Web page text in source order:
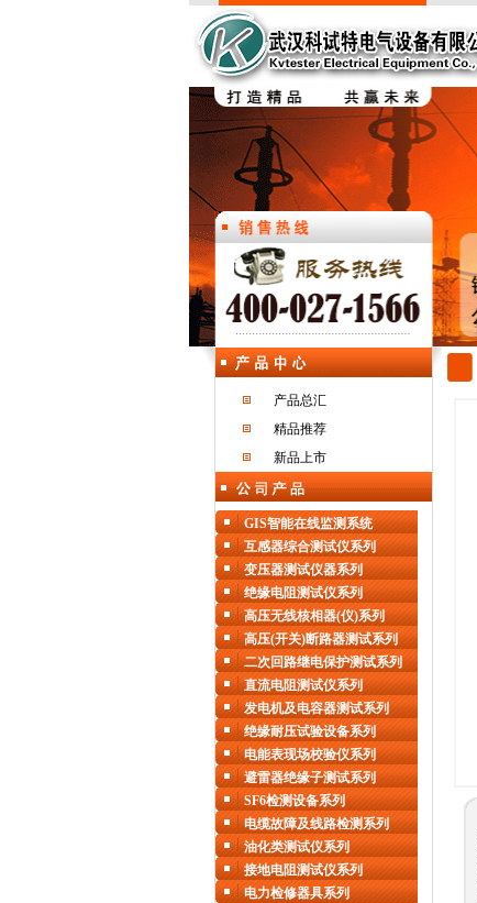
产品总汇
精品推荐
新品上市
GIS智能在线监测系统
互感器综合测试仪系列
变压器测试仪器系列
绝缘电阻测试仪系列
高压无线核相器(仪)系列
高压(开关)断路器测试系列
二次回路继电保护测试系列
直流电阻测试仪系列
发电机及电容器测试系列
绝缘耐压试验设备系列
电能表现场校验仪系列
避雷器绝缘子测试系列
SF6检测设备系列
电缆故障及线路检测系列
油化类测试仪系列
接地电阻测试仪系列
电力检修器具系列